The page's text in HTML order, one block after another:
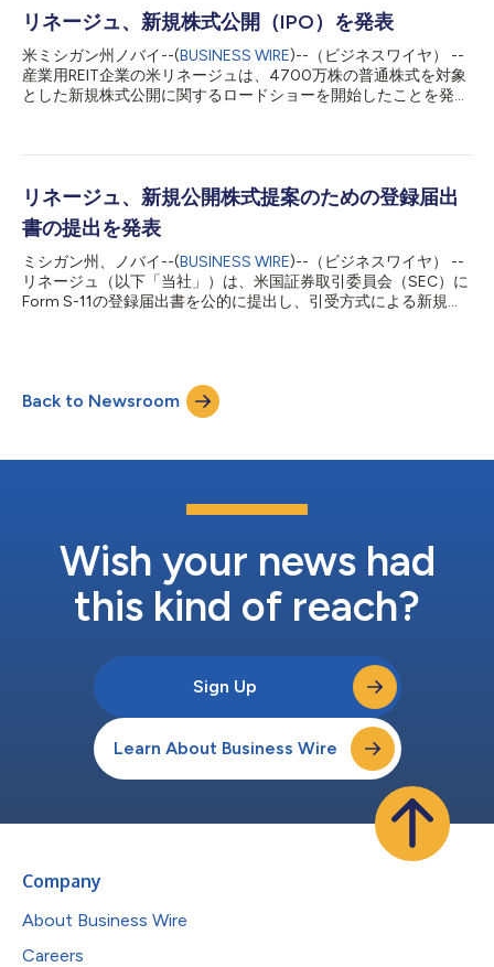
金残高の返済、リボルビング・クレジット・ファシリティの借入
現金支給、さらに株式の付与およびA種優先株式の償還に関連し
た源泉徴収税の支払いに見込まれる現金に使用される予定です。
以上の用途に充当された後の残金は、一般的な運転資金の目的に
す。 同社の普通株式は、2024年7月25日にNasdaqグローバル
され...
リネージュ、新規株式公開（IPO）を発表
米ミシガン州ノバイ--(BUSINESS WIRE)--（ビジネスワイヤ） --
産業用REIT企業の米リネージュは、4700万株の普通株式を対象
とした新規株式公開に関するロードショーを開始したことを発表
られます。また、株式公開価格は1株あたり70.00米ドルから
発行通知を条件としてNasdaqグローバルセレクトマーケットに
「LINE」というティッカーシンボルで上場承認される見込みで
す。この公募による純利益は、遅延引き出しタームローン返済、
リボルビングクレジットファシリティの借入金返済、今回の公募
に関連して特定の従業員への一時金給付および株式付与に関連す
る推定現金控除、シリーズA優先株式の償還に使用される予定で
す。なお、さらに残余があった場合は、リボルビングクレジット
リネージュ、新規公開株式提案のための登録届出
書の提出を発表
ミシガン州、ノバイ--(BUSINESS WIRE)--（ビジネスワイヤ） --
リネージュ（以下「当社」）は、米国証券取引委員会（SEC）に
Form S-11の登録届出書を公的に提出し、引受方式による新規株
場を、「LINE」というティッカーシンボルで申請する予定です。
この公開は市場の状況によって変わり、公開が完了するか否か、
またその時期や実際の規模や条件についての保証はされません。
ックス、BofA証券、J.P. モルガン証券およびウェルズ・ファーゴ
は、RBC Capital Markets, LLC、Rabo Securities USA, Inc.、
Scotia Capital (USA) Inc.、UBS Securities LLC、Capital One S...
Back to Newsroom
Wish your news had
this kind of reach?
Sign Up
Learn About Business Wire
Company
About Business Wire
Careers